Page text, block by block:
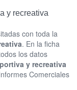
y recreativa
con toda la
. En la ficha
los datos
y recreativa
Comerciales